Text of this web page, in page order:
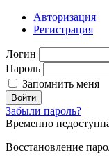
Авторизация
Регистрация
Логин
Пароль
Запомнить меня
Войти
Забыли пароль?
Временно
Восстановление